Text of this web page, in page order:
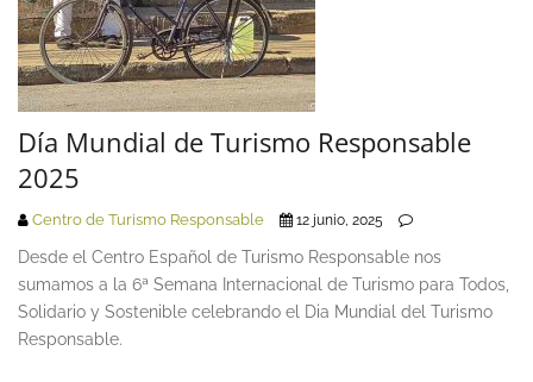
Día Mundial de Turismo Responsable
2025
Centro de Turismo Responsable 12 junio, 2025
Desde el Centro Español de Turismo Responsable nos
sumamos a la 6ª Semana Internacional de Turismo para Todos,
Solidario y Sostenible celebrando el Dia Mundial del Turismo
Responsable.